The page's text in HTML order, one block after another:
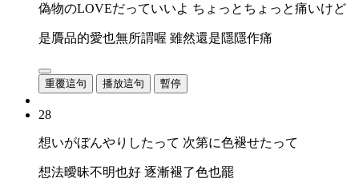
偽物のLOVEだっていいよ ちょっとちょっと痛いけど
是贗品的愛也無所謂喔 雖然還是隱隱作痛
重覆這句 播放這句 暫停
28
想いがぼんやりしたって 次第に色褪せたって
想法曖昧不明也好 逐漸褪了色也罷